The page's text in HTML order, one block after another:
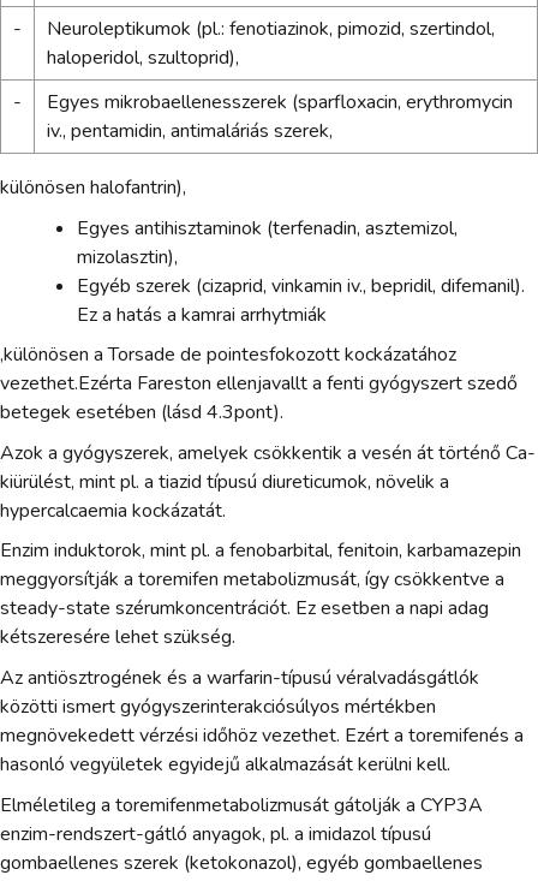
-
Neuroleptikumok (pl.: fenotiazinok, pimozid, szertindol,
haloperidol, szultoprid),
-
Egyes mikrobaellenesszerek (sparfloxacin, erythromycin
iv., pentamidin, antimaláriás szerek,
különösen halofantrin),
Egyes antihisztaminok (terfenadin, asztemizol,
mizolasztin),
Egyéb szerek (cizaprid, vinkamin iv., bepridil, difemanil).
Ez a hatás a kamrai arrhytmiák
,különösen a Torsade de pointesfokozott kockázatához
vezethet.Ezérta Fareston ellenjavallt a fenti gyógyszert szedő
betegek esetében (lásd 4.3pont).
Azok a gyógyszerek, amelyek csökkentik a vesén át történő Ca-
kiürülést, mint pl. a tiazid típusú diureticumok, növelik a
hypercalcaemia kockázatát.
Enzim induktorok, mint pl. a fenobarbital, fenitoin, karbamazepin
meggyorsítják a toremifen metabolizmusát, így csökkentve a
steady-state szérumkoncentrációt. Ez esetben a napi adag
kétszeresére lehet szükség.
Az antiösztrogének és a warfarin-típusú véralvadásgátlók
közötti ismert gyógyszerinterakciósúlyos mértékben
megnövekedett vérzési időhöz vezethet. Ezért a toremifenés a
hasonló vegyületek egyidejű alkalmazását kerülni kell.
Elméletileg a toremifenmetabolizmusát gátolják a CYP3A
enzim-rendszert-gátló anyagok, pl. a imidazol típusú
gombaellenes szerek (ketokonazol), egyéb gombaellenes